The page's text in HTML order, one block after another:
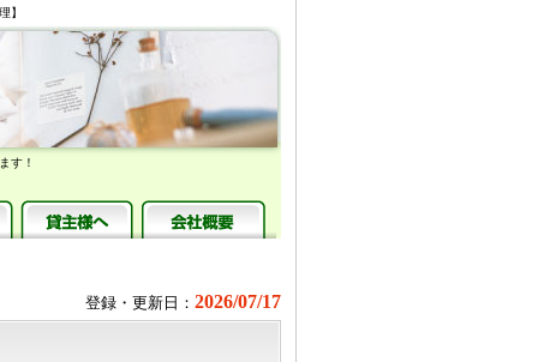
】
す！
登録・更新日： 2026/07/17